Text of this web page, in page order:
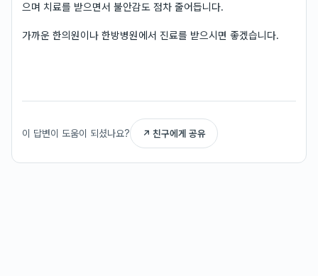
으며 치료를 받으면서 불안감도 점차 줄어듭니다.
가까운 한의원이나 한방병원에서 진료를 받으시면 좋겠습니다.
이 답변이 도움이 되셨나요? ↗ 친구에게 공유